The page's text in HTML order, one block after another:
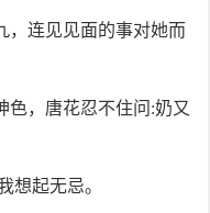
，连见见面的事对她而
色，唐花忍不住问:奶又
想起无忌。